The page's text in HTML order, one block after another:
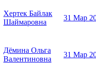
Хертек Байлак
Шаймаровна
31 Мар
Дёмина Ольга
Валентиновна
31 Мар